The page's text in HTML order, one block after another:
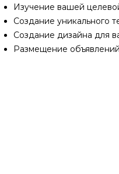
Изучение вашей
Создание уникального
Создание дизайна для
Размещение